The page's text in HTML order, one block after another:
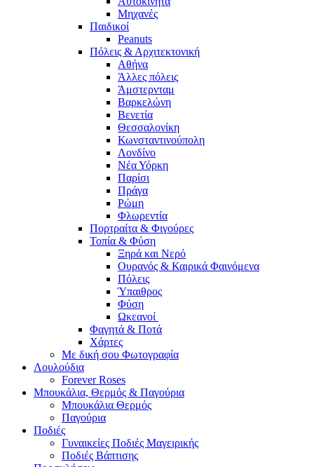
Μηχανές
Παιδικοί
Peanuts
Πόλεις & Αρχιτεκτονική
Αθήνα
Άλλες πόλεις
Άμστερνταμ
Βαρκελώνη
Βενετία
Θεσσαλονίκη
Κωνσταντινούπολη
Λονδίνο
Νέα Υόρκη
Παρίσι
Πράγα
Ρώμη
Φλωρεντία
Πορτραίτα & Φιγούρες
Τοπία & Φύση
Ξηρά και Νερό
Ουρανός & Καιρικά Φαινόμενα
Πόλεις
Ύπαιθρος
Φύση
Ωκεανοί
Φαγητά & Ποτά
Χάρτες
Με δική σου Φωτογραφία
Λουλούδια
Forever Roses
Μπουκάλια, Θερμός & Παγούρια
Μπουκάλια Θερμός
Παγούρια
Ποδιές
Γυναικείες Ποδιές Μαγειρικής
Ποδιές Βάπτισης